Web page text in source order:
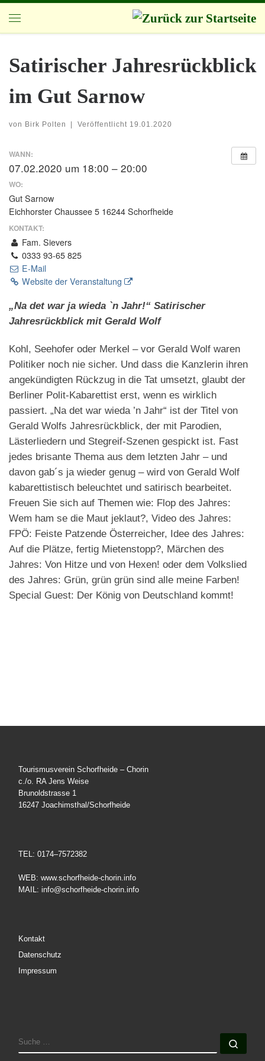
Zum Inhalt springen
Satirischer Jahresrückblick
im Gut Sarnow
von Birk Polten | Veröffentlicht 19.01.2020
WANN:
07.02.2020 um 18:00 – 20:00
WO:
Gut Sarnow
Eichhorster Chaussee 5 16244 Schorfheide
KONTAKT:
Fam. Sievers
0333 93-65 825
E-Mail
Website der Veranstaltung
„Na det war ja wieda `n Jahr!“ Satirischer
Jahresrückblick mit Gerald Wolf
Kohl, Seehofer oder Merkel – vor Gerald Wolf waren
Politiker noch nie sicher. Und dass die Kanzlerin ihren
angekündigten Rückzug in die Tat umsetzt, glaubt der
Berliner Polit-Kabarettist erst, wenn es wirklich
passiert. „Na det war wieda ’n Jahr“ ist der Titel von
Gerald Wolfs Jahresrückblick, der mit Parodien,
Lästerliedern und Stegreif-Szenen gespickt ist. Fast
jedes brisante Thema aus dem letzten Jahr – und
davon gab´s ja wieder genug – wird von Gerald Wolf
kabarettistisch beleuchtet und satirisch bearbeitet.
Freuen Sie sich auf Themen wie: Flop des Jahres:
Wem ham se die Maut jeklaut?, Video des Jahres:
FPÖ: Feiste Patzende Österreicher, Idee des Jahres:
Auf die Plätze, fertig Mietenstopp?, Märchen des
Jahres: Von Hitze und von Hexen! oder dem Volkslied
des Jahres: Grün, grün grün sind alle meine Farben!
Special Guest: Der König von Deutschland kommt!
Tourismusverein Schorfheide – Chorin
c./o. RA Jens Weise
Brunoldstrasse 1
16247 Joachimsthal/Schorfheide
TEL: 0174–7572382
WEB: www.schorfheide-chorin.info
MAIL: info@schorfheide-chorin.info
Kontakt
Datenschutz
Impressum
SUCHE